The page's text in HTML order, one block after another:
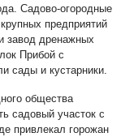
Садово-огородные
предприятий
завод дренажных
Прибой с
сады и кустарники.
общества
садовый участок с
привлекал горожан